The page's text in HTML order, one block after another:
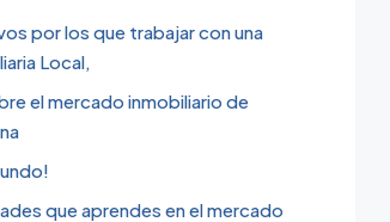
por los que trabajar con una
Local,
el mercado inmobiliario de
que aprendes en el mercado